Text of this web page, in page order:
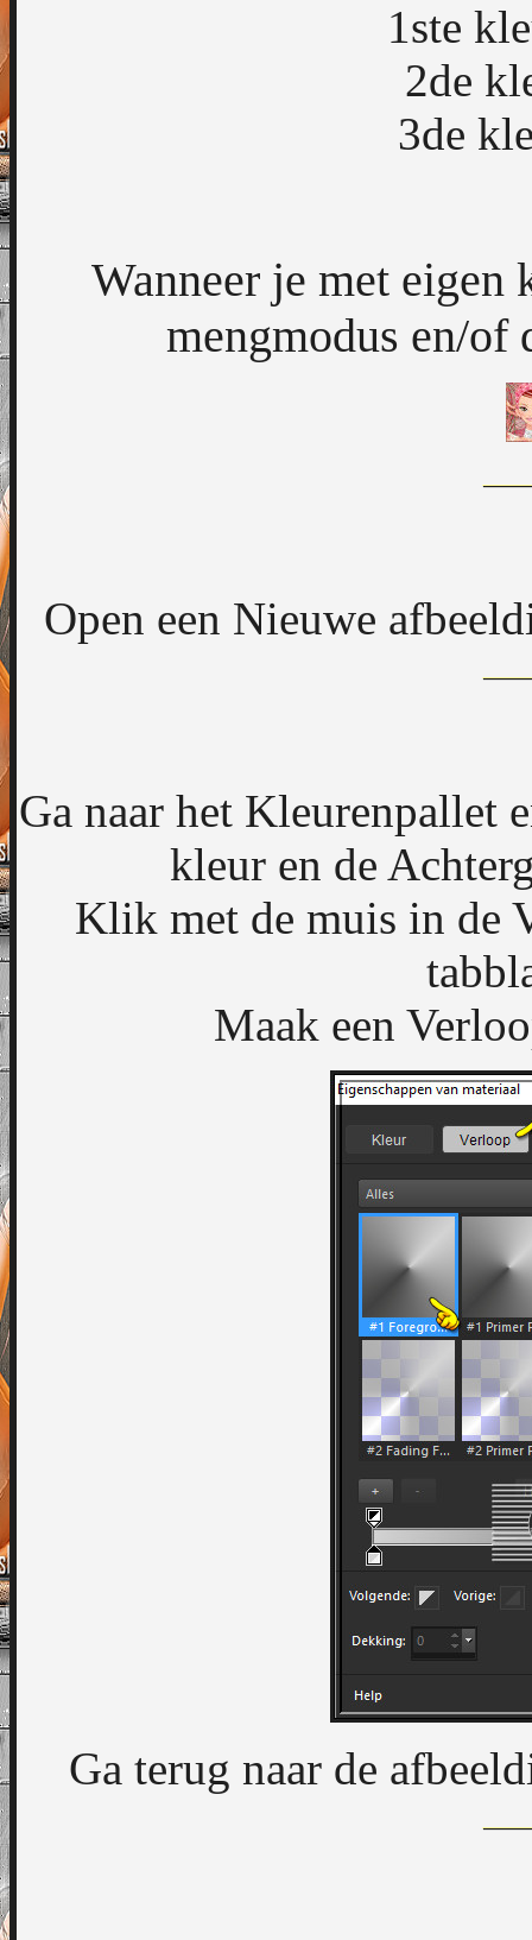
1ste
2de
3de
Wanneer je met eigen
mengmodus en/of
Open een Nieuwe
Ga naar het Kleurenpallet
kleur en de
Klik met de muis in de
Maak een
Ga terug naar de